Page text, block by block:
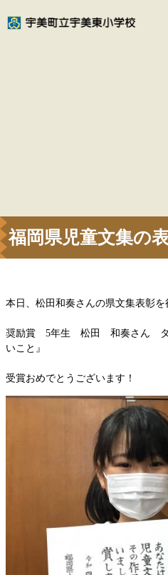
福岡県児童文集の
本日、松田和奏さんの県文集表彰を
奨励賞 5年生 松田 和奏さん タ
いこと』
受賞おめでとうございます！